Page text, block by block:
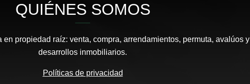
QUIÉNES SOMOS
en propiedad raíz: venta, compra, arrendamientos, permuta, avalúos y
desarrollos inmobiliarios.
Políticas de privacidad